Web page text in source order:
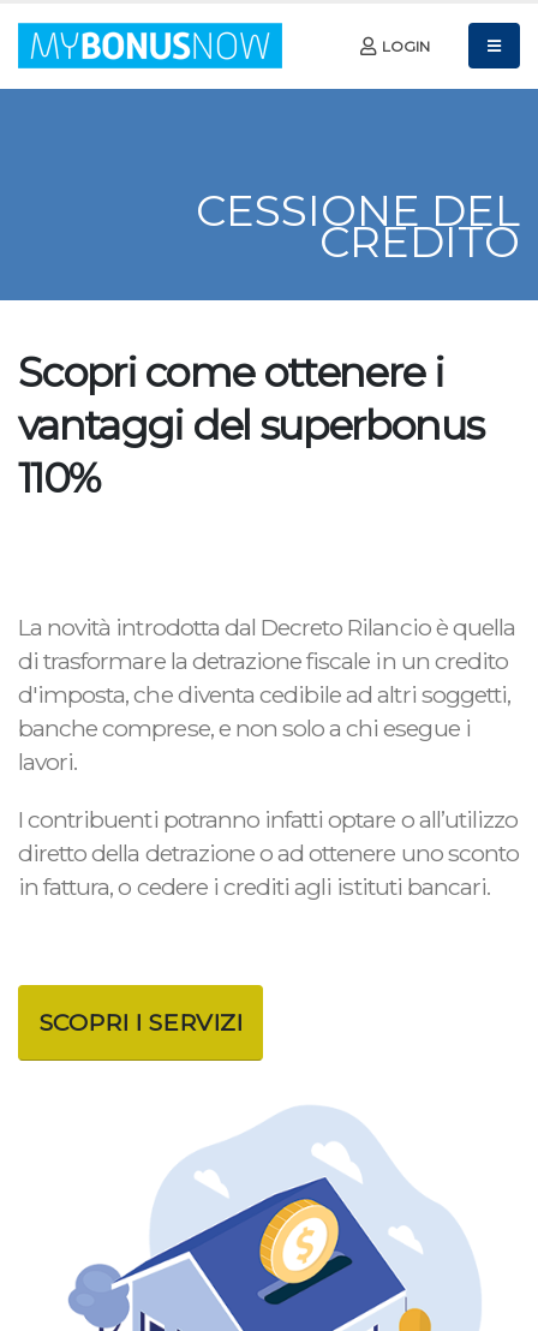
LOGIN
CESSIONE DEL
CREDITO
Scopri come ottenere i
vantaggi del superbonus
110%
La novità introdotta dal Decreto Rilancio è quella
di trasformare la detrazione fiscale in un credito
d'imposta, che diventa cedibile ad altri soggetti,
banche comprese, e non solo a chi esegue i
lavori.
I contribuenti potranno infatti optare o all’utilizzo
diretto della detrazione o ad ottenere uno sconto
in fattura, o cedere i crediti agli istituti bancari.
SCOPRI I SERVIZI